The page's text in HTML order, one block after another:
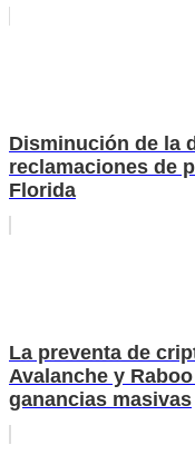
Disminución de la
reclamaciones de
Florida
La preventa de
Avalanche y
ganancias masivas